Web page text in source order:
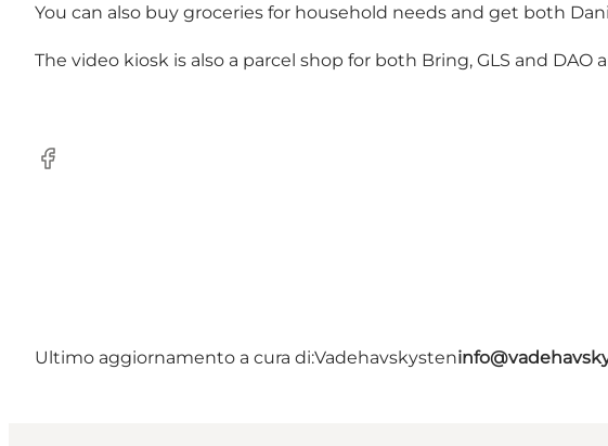
You can also buy groceries for household needs and get both
The video kiosk is also a parcel shop for both Bring, GLS and
Facebook
Ultimo aggiornamento a cura di:Vadehavskysten